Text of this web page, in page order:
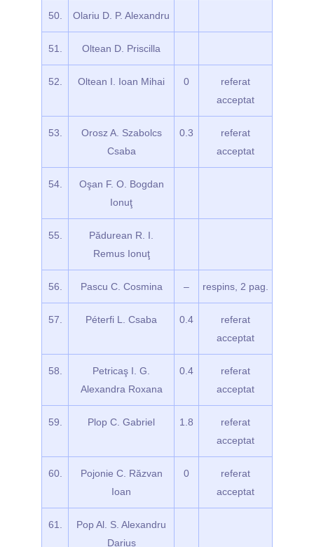
50. Olariu D. P. Alexandru
51. Oltean D. Priscilla
52. Oltean I. Ioan Mihai 0
referat
acceptat
53.
Orosz A. Szabolcs
Csaba
0.3
referat
acceptat
54.
Oşan F. O. Bogdan
Ionuţ
55.
Pădurean R. I.
Remus Ionuţ
56. Pascu C. Cosmina – respins, 2 pag.
57. Péterfi L. Csaba 0.4
referat
acceptat
58.
Petricaş I. G.
Alexandra Roxana
0.4
referat
acceptat
59. Plop C. Gabriel 1.8
referat
acceptat
60.
Pojonie C. Răzvan
Ioan
0
referat
acceptat
61.
Pop Al. S. Alexandru
Darius